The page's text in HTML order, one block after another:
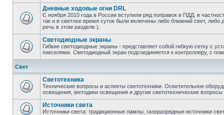
Дневные ходовые огни DRL
С ноября 2010 года в России вступили ряд поправок в ПДД, в
так и в светлое время суток были включены либо ближний свет, либо
речь в этом разделе ).
Светодиодные экраны
Гибкие светодиодные экраны - представляет собой гибкую сетку с
пикселями. Светодиодный экран подсоединяется к контроллеру, с
Свет
Светотехника
Технические вопросы и аспекты светотехники. Осветительное
освещения, методики освещения и другие светотехнические вопросы
Источники света
Источники света: традиционные лампы, газоразрядные источники